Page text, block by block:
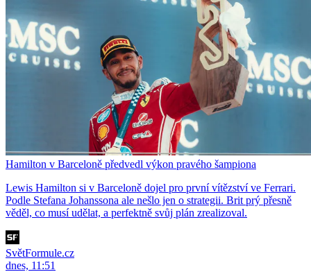
Hamilton v Barceloně předvedl výkon pravého šampiona
Lewis Hamilton si v Barceloně dojel pro první vítězství ve Ferrari.
Podle Stefana Johanssona ale nešlo jen o strategii. Brit prý přesně
věděl, co musí udělat, a perfektně svůj plán zrealizoval.
SvětFormule.cz
dnes, 11:51